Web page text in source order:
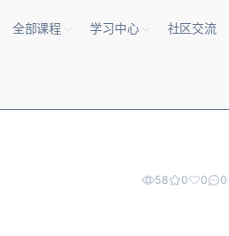
全部课程 学习中心 社区交流
58 0 0 0